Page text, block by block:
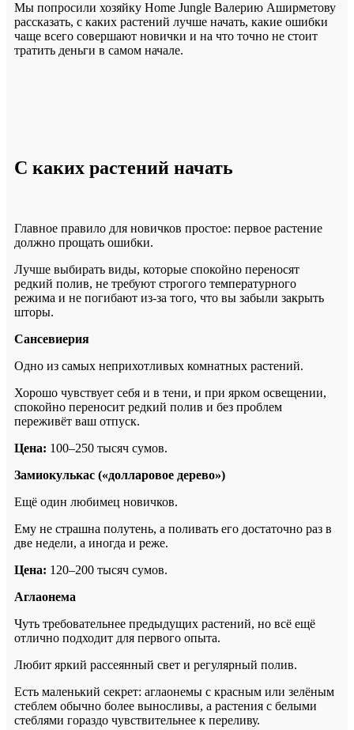
Мы попросили хозяйку Home Jungle Валерию Аширметову
рассказать, с каких растений лучше начать, какие ошибки
чаще всего совершают новички и на что точно не стоит
тратить деньги в самом начале.
С каких растений начать
Главное правило для новичков простое: первое растение
должно прощать ошибки.
Лучше выбирать виды, которые спокойно переносят
редкий полив, не требуют строгого температурного
режима и не погибают из-за того, что вы забыли закрыть
шторы.
Сансевиерия
Одно из самых неприхотливых комнатных растений.
Хорошо чувствует себя и в тени, и при ярком освещении,
спокойно переносит редкий полив и без проблем
переживёт ваш отпуск.
Цена: 100–250 тысяч сумов.
Замиокулькас («долларовое дерево»)
Ещё один любимец новичков.
Ему не страшна полутень, а поливать его достаточно раз в
две недели, а иногда и реже.
Цена: 120–200 тысяч сумов.
Аглаонема
Чуть требовательнее предыдущих растений, но всё ещё
отлично подходит для первого опыта.
Любит яркий рассеянный свет и регулярный полив.
Есть маленький секрет: аглаонемы с красным или зелёным
стеблем обычно более выносливы, а растения с белыми
стеблями гораздо чувствительнее к переливу.